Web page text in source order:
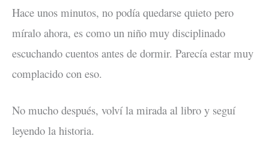
Hace unos minutos, no podía quedarse quieto pero
míralo ahora, es como un niño muy disciplinado
escuchando cuentos antes de dormir. Parecía estar muy
complacido con eso.
No mucho después, volví la mirada al libro y seguí
leyendo la historia.